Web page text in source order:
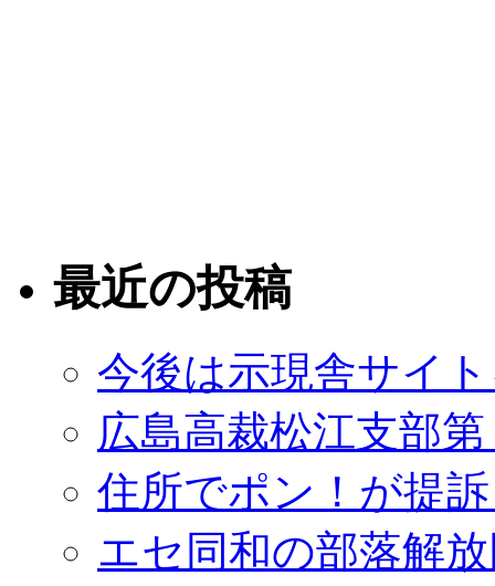
最近の投稿
今後は示現舎サイ
広島高裁松江支部
住所でポン！が提
エセ同和の部落解